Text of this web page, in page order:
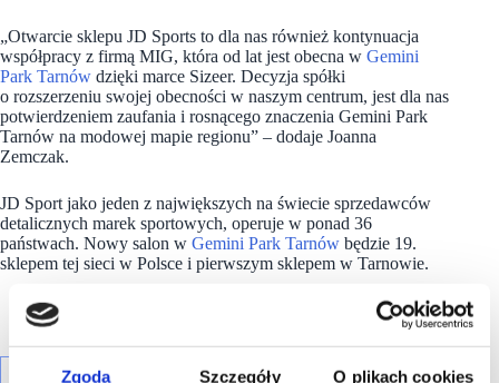
Zgoda Szczegóły O plikach cookies
„Otwarcie sklepu JD Sports to dla nas również kontynuacja
współpracy z firmą MIG, która od lat jest obecna w Gemini
Park Tarnów dzięki marce Sizeer. Decyzja spółki
o rozszerzeniu swojej obecności w naszym centrum, jest dla nas
potwierdzeniem zaufania i rosnącego znaczenia Gemini Park
Tarnów na modowej mapie regionu” – dodaje Joanna
Zemczak.
JD Sport jako jeden z największych na świecie sprzedawców
detalicznych marek sportowych, operuje w ponad 36
państwach. Nowy salon w Gemini Park Tarnów będzie 19.
sklepem tej sieci w Polsce i pierwszym sklepem w Tarnowie.